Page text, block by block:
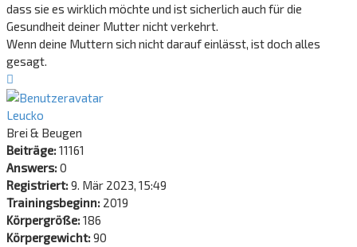
dass sie es wirklich möchte und ist sicherlich auch für die
Gesundheit deiner Mutter nicht verkehrt.
Wenn deine Muttern sich nicht darauf einlässt, ist doch alles
gesagt.
oben
Leucko
Brei & Beugen
Beiträge:11161
Answers:0
Registriert:9. Mär 2023, 15:49
Trainingsbeginn: 2019
Körpergröße:186
Körpergewicht:90